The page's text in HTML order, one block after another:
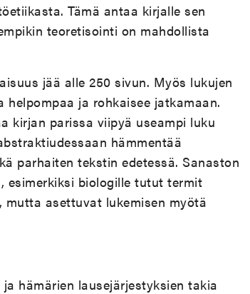
Tämä antaa kirjalle sen
teoretisointi on mahdollista
jää alle 250 sivun. Myös lukujen
ja rohkaisee jatkamaan.
kirjan parissa viipyä useampi luku
hämmentää
parhaiten tekstin edetessä. Sanaston
esimerkiksi biologille tutut termit
mutta asettuvat lukemisen myötä
hämärien lausejärjestyksien takia